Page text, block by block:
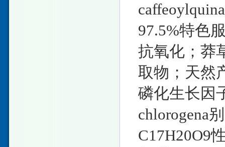
97.5%特色
抗氧化；莽
取物；天然
磷化生长因
chlorogena
C17H20O9